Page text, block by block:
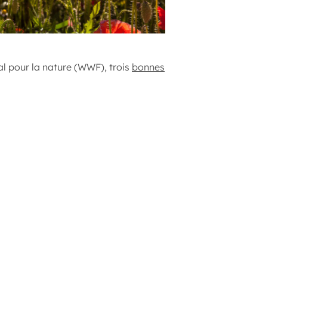
pour la nature (WWF), trois bonnes